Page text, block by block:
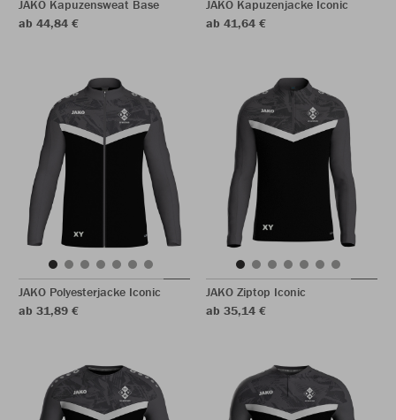
JAKO Kapuzensweat Base
ab 44,84 €
JAKO Kapuzenjacke Iconic
ab 41,64 €
JAKO Polyesterjacke Iconic
ab 31,89 €
JAKO Ziptop Iconic
ab 35,14 €